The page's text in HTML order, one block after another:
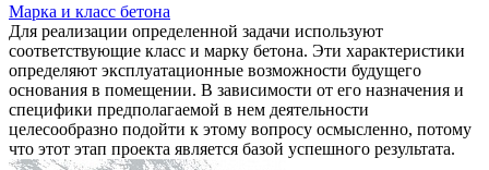
Марка и класс бетона
Для реализации определенной задачи используют
соответствующие класс и марку бетона. Эти характеристики
определяют эксплуатационные возможности будущего
основания в помещении. В зависимости от его назначения и
специфики предполагаемой в нем деятельности
целесообразно подойти к этому вопросу осмысленно, потому
что этот этап проекта является базой успешного результата.